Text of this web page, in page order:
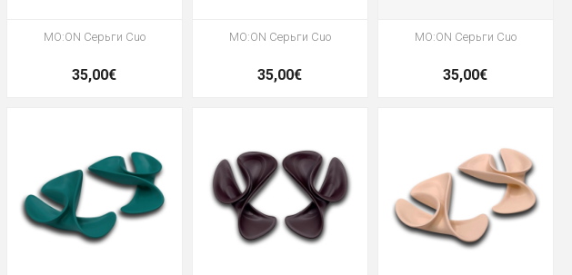
MO:ON Серьги Cuo
35,00€
MO:ON Серьги Cuo
35,00€
MO:ON Серьги Cuo
35,00€